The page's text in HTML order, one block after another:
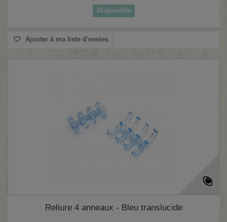
Disponible
Ajouter à ma liste d'envies
Reliure 4 anneaux - Bleu translucide